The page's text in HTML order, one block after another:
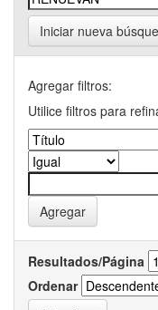
Iniciar nueva
Agregar filtros:
Utilice filtros para
Resultados/Página
Ordenar